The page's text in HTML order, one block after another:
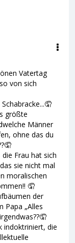
Vatertag
von sich
größte
Männer
ohne das du
die Frau hat sich
sie nicht mal
moralischen
🤦
der
Papa „Alles
indoktriniert, die